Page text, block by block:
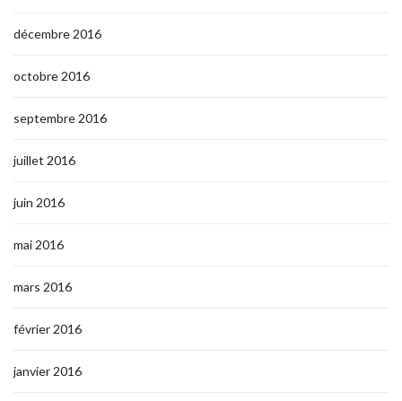
décembre 2016
octobre 2016
septembre 2016
juillet 2016
juin 2016
mai 2016
mars 2016
février 2016
janvier 2016